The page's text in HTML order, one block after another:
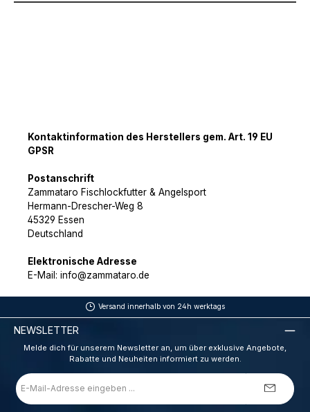
Kontaktinformation des Herstellers gem. Art. 19 EU
GPSR
Postanschrift
Zammataro Fischlockfutter & Angelsport
Hermann-Drescher-Weg 8
45329 Essen
Deutschland
Elektronische Adresse
E-Mail: info@zammataro.de
Versand innerhalb von 24h werktags
NEWSLETTER
Melde dich für unserem Newsletter an, um über exklusive Angebote,
Rabatte und Neuheiten informiert zu werden.
E-
Mail-
Adresse